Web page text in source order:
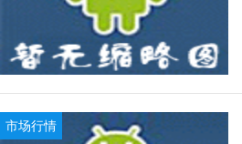
市场行情